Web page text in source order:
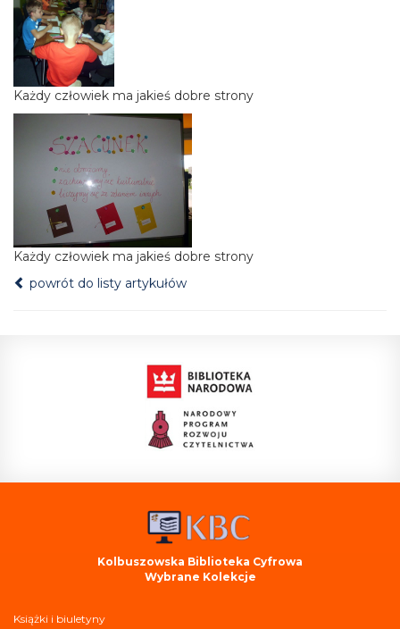
Każdy człowiek ma jakieś dobre strony
Każdy człowiek ma jakieś dobre strony
powrót do listy artykułów
Kolbuszowska Biblioteka Cyfrowa
Wybrane Kolekcje
Książki i biuletyny